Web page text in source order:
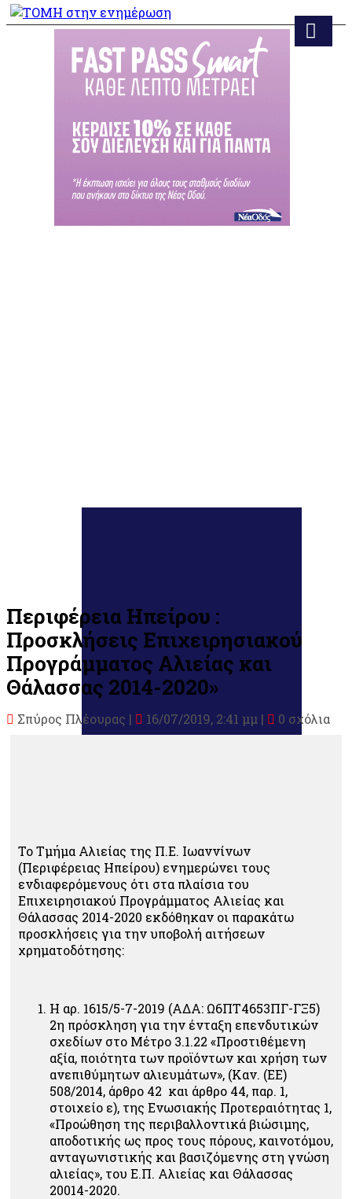
Περιφέρεια Ηπείρου :
Προσκλήσεις Επιχειρησιακού
Προγράμματος Αλιείας και
Θάλασσας 2014-2020»
Σπύρος Πλέουρας | 16/07/2019, 2:41 μμ | 0 σχόλια
Το Τμήμα Αλιείας της Π.Ε. Ιωαννίνων
(Περιφέρειας Ηπείρου) ενημερώνει τους
ενδιαφερόμενους ότι στα πλαίσια του
Επιχειρησιακού Προγράμματος Αλιείας και
Θάλασσας 2014-2020 εκδόθηκαν οι παρακάτω
προσκλήσεις για την υποβολή αιτήσεων
χρηματοδότησης:
Η αρ. 1615/5-7-2019 (ΑΔΑ: Ω6ΠΤ4653ΠΓ-ΓΞ5)
2η πρόσκληση για την ένταξη επενδυτικών
σχεδίων στο Μέτρο 3.1.22 «Προστιθέμενη
αξία, ποιότητα των προϊόντων και χρήση των
ανεπιθύμητων αλιευμάτων», (Καν. (ΕΕ)
508/2014, άρθρο 42 και άρθρο 44, παρ. 1,
στοιχείο ε), της Ενωσιακής Προτεραιότητας 1,
«Προώθηση της περιβαλλοντικά βιώσιμης,
αποδοτικής ως προς τους πόρους, καινοτόμου,
ανταγωνιστικής και βασιζόμενης στη γνώση
αλιείας», του Ε.Π. Αλιείας και Θάλασσας
20014-2020.